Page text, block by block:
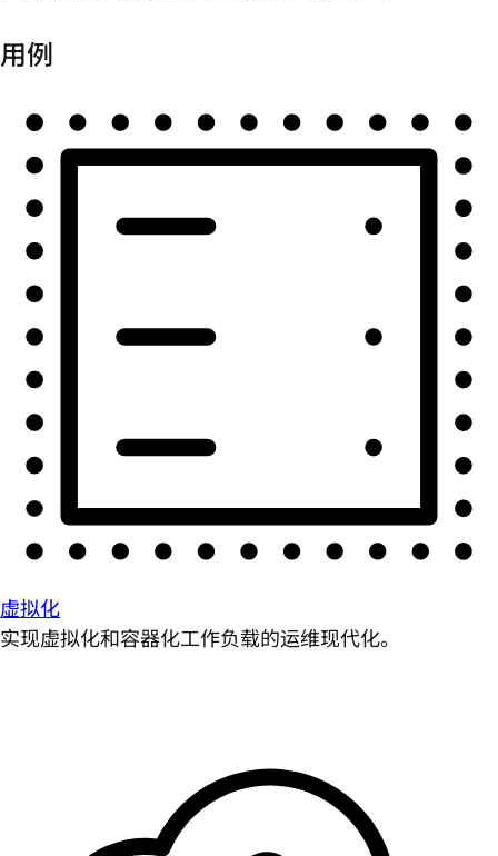
用例
虚拟化
实现虚拟化和容器化工作负载的运维现代化。